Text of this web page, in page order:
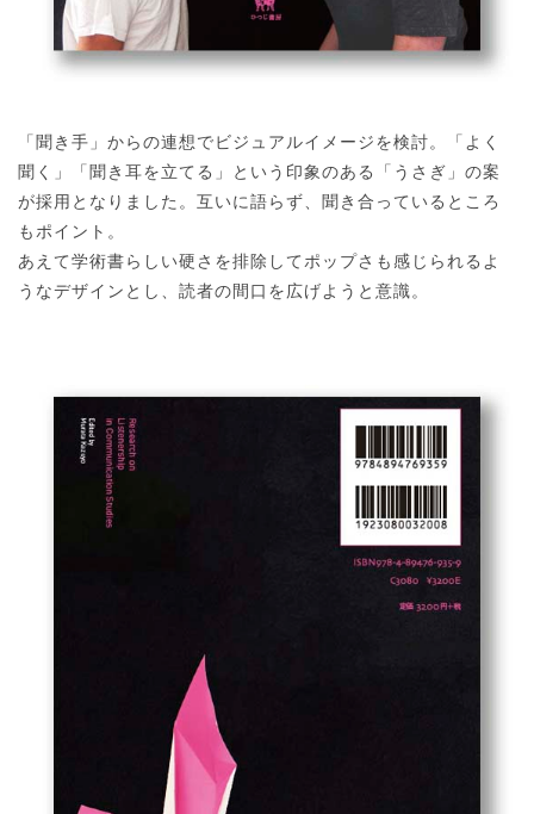
「聞き手」からの連想でビジュアルイメージを検討。「よく
聞く」「聞き耳を立てる」という印象のある「うさぎ」の案
が採用となりました。互いに語らず、聞き合っているところ
もポイント。
あえて学術書らしい硬さを排除してポップさも感じられるよ
うなデザインとし、読者の間口を広げようと意識。